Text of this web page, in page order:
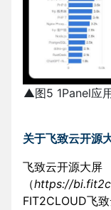
▲图5 1Panel应
关于飞致云开源
飞致云开源大屏
（https://
FIT2CLOUD飞